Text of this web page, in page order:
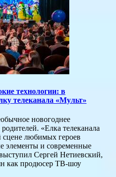
технологии: в
телеканала «Мульт»
новогоднее
«Елка телеканала
сцене любимых героев
элементы и современные
Сергей Нетиевский,
как продюсер ТВ-шоу